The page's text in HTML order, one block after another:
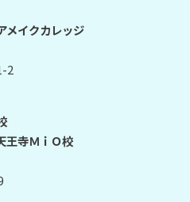
イクカレッジ
2
寺ＭｉＯ校